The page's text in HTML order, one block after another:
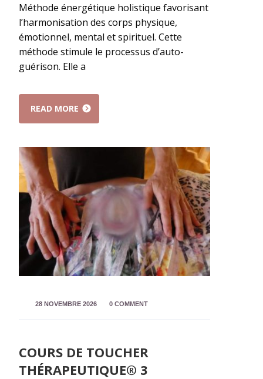
Méthode énergétique holistique favorisant
l’harmonisation des corps physique,
émotionnel, mental et spirituel. Cette
méthode stimule le processus d’auto-
guérison. Elle a
READ MORE
28 NOVEMBRE 2026 0 COMMENT
COURS DE TOUCHER
THÉRAPEUTIQUE® 3